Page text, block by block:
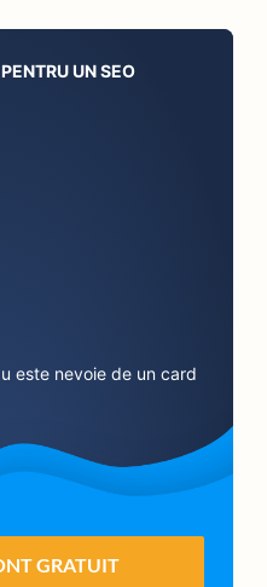
UN SEO
este nevoie de un card
GRATUIT